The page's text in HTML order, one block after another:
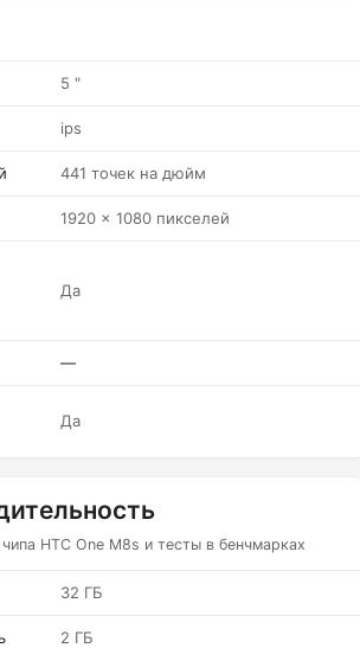
5 "
ips
441 точек на дюйм
1920 x 1080 пикселей
Да
—
Да
HTC One M8s и тесты в бенчмарках
32 ГБ
2 ГБ